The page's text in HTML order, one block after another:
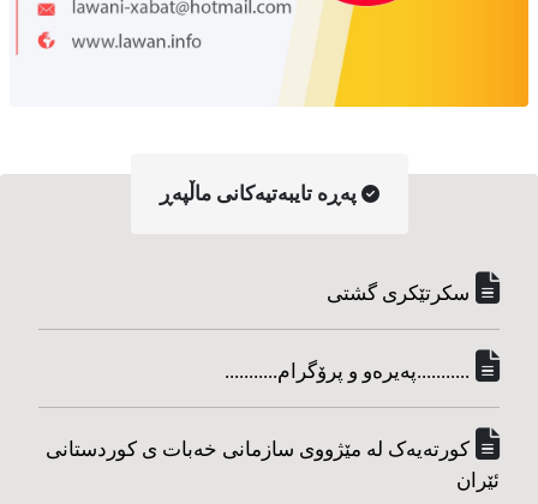
په‌ڕه‌ تایبه‌تیه‌کانی ماڵپه‌ڕ
سکرتێکری گشتی
...........په‌یره‌و و پرۆگرام...........
کورته‌یه‌ک له مێژووی سازمانی خه‌بات ی کوردستانی
ئێران